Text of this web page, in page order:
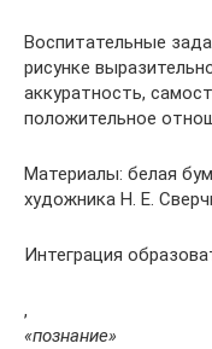
Воспитательные
рисунке
аккуратность,
положительное
Материалы: белая
художника Н. Е.
Интеграция
,
«познание»